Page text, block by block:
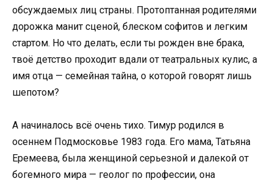
обсуждаемых лиц страны. Протоптанная родителями
дорожка манит сценой, блеском софитов и легким
стартом. Но что делать, если ты рожден вне брака,
твоё детство проходит вдали от театральных кулис, а
имя отца — семейная тайна, о которой говорят лишь
шепотом?
А начиналось всё очень тихо. Тимур родился в
осеннем Подмосковье 1983 года. Его мама, Татьяна
Еремеева, была женщиной серьезной и далекой от
богемного мира — геолог по профессии, она